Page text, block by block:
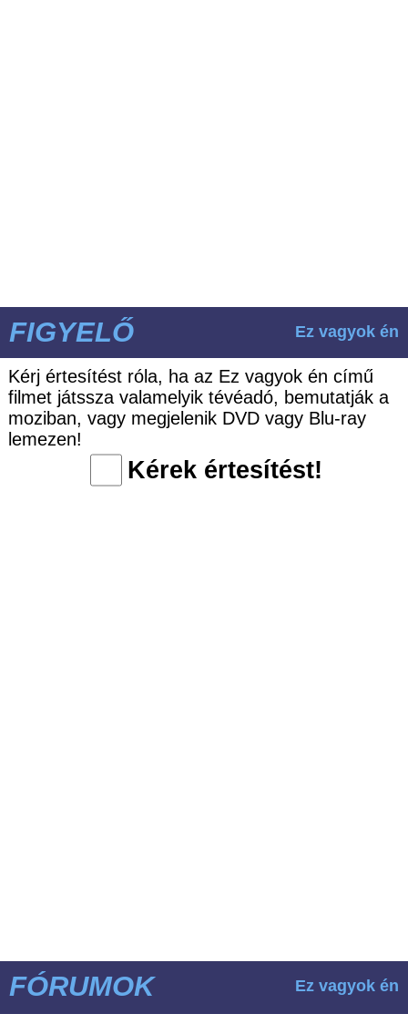
FIGYELŐ Ez vagyok én
Kérj értesítést róla, ha az Ez vagyok én című
filmet játssza valamelyik tévéadó, bemutatják a
moziban, vagy megjelenik DVD vagy Blu-ray
lemezen!
Kérek értesítést!
FÓRUMOK Ez vagyok én